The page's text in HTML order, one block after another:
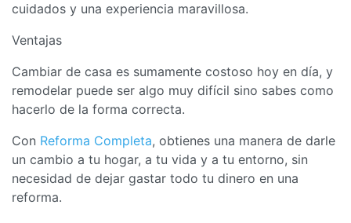
cuidados y una experiencia maravillosa.
Ventajas
Cambiar de casa es sumamente costoso hoy en día, y
remodelar puede ser algo muy difícil sino sabes como
hacerlo de la forma correcta.
Con Reforma Completa, obtienes una manera de darle
un cambio a tu hogar, a tu vida y a tu entorno, sin
necesidad de dejar gastar todo tu dinero en una
reforma.